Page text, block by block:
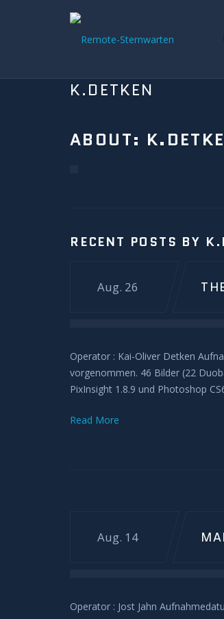
K.DETKEN
ABOUT:
RECENT POSTS BY
Aug. 26
Operator : Kai-Oliver Detken
vorgenommen. 46 Bilder (22
PixInsight 1.8.9 und Photoshop
Read More
Aug. 14
Operator : Jost Jahn